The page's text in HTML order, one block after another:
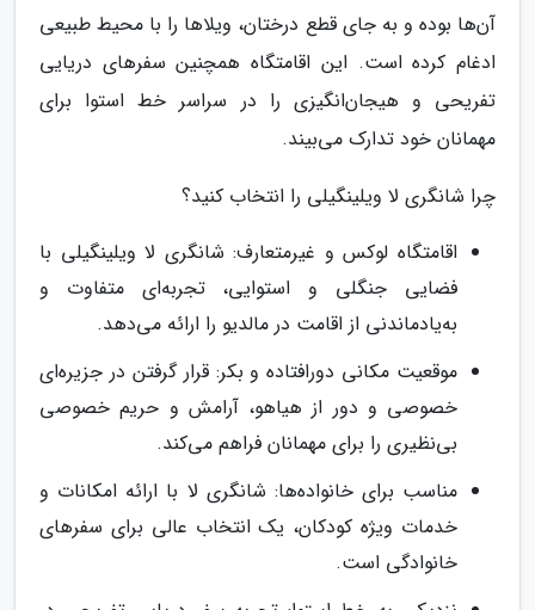
آن‌ها بوده و به جای قطع درختان، ویلاها را با محیط طبیعی
ادغام کرده است. این اقامتگاه همچنین سفرهای دریایی
تفریحی و هیجان‌انگیزی را در سراسر خط استوا برای
مهمانان خود تدارک می‌بیند.
چرا شانگری لا ویلینگیلی را انتخاب کنید؟
اقامتگاه لوکس و غیرمتعارف: شانگری لا ویلینگیلی با
فضایی جنگلی و استوایی، تجربه‌ای متفاوت و
به‌یادماندنی از اقامت در مالدیو را ارائه می‌دهد.
موقعیت مکانی دورافتاده و بکر: قرار گرفتن در جزیره‌ای
خصوصی و دور از هیاهو، آرامش و حریم خصوصی
بی‌نظیری را برای مهمانان فراهم می‌کند.
مناسب برای خانواده‌ها: شانگری لا با ارائه امکانات و
خدمات ویژه کودکان، یک انتخاب عالی برای سفرهای
خانوادگی است.